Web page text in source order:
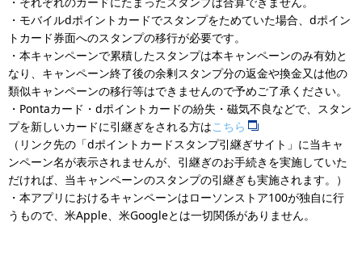
・モバイルdポイントカードでスタンプをためていた場合、dポイン
トカード券面へのスタンプの移行が必要です。
・本キャンペーンで累積したスタンプは本キャンペーンのみ有効と
なり、キャンペーン終了後の余剰スタンプ分の返金や換金又は他の
類似キャンペーンの移行等はできませんので予めご了承ください。
・Pontaカード・dポイントカードの紛失・磁気不良などで、スタン
プを新しいカードに引継ぎをされる方はこちら
（リンク先の「dポイントカードスタンプ引継ぎサイト」に当キャ
ンペーン名が表示されませんが、引継ぎのお手続きを実施していた
だければ、当キャンペーンのスタンプの引継ぎも実施されます。）
・本アプリにおけるキャンペーンはローソンストア100が独自に行
うもので、米Apple、米Googleとは一切関係がありません。